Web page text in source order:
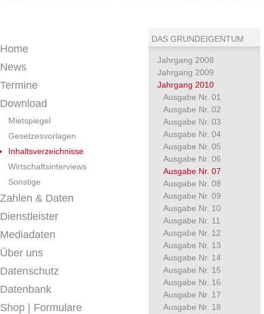
Home
News
Termine
Download
Mietspiegel
Gesetzesvorlagen
Inhaltsverzeichnisse
Wirtschaftsinterviews
Sonstige
Zahlen & Daten
Dienstleister
Mediadaten
Über uns
Datenschutz
Datenbank
Shop | Formulare
DAS GRUNDEIGENTUM
Jahrgang 2008
Jahrgang 2009
Jahrgang 2010
Ausgabe Nr. 01
Ausgabe Nr. 02
Ausgabe Nr. 03
Ausgabe Nr. 04
Ausgabe Nr. 05
Ausgabe Nr. 06
Ausgabe Nr. 07
Ausgabe Nr. 08
Ausgabe Nr. 09
Ausgabe Nr. 10
Ausgabe Nr. 11
Ausgabe Nr. 12
Ausgabe Nr. 13
Ausgabe Nr. 14
Ausgabe Nr. 15
Ausgabe Nr. 16
Ausgabe Nr. 17
Ausgabe Nr. 18